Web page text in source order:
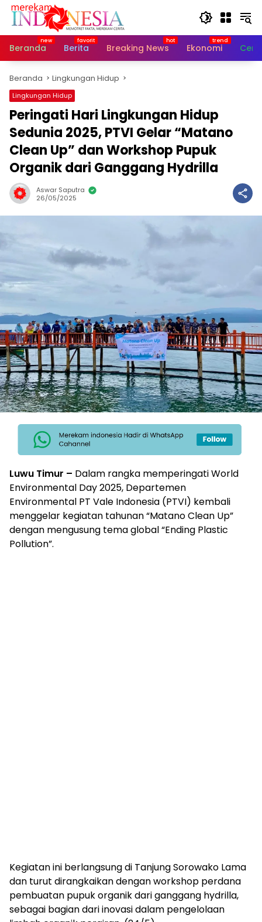
Langsung
Beranda
Berita Breaking News Ekonomi
Beranda Lingkungan Hidup
Lingkungan Hidup
Peringati Hari Lingkungan Hidup
Sedunia 2025, PTVI Gelar “Matano
Clean Up” dan Workshop Pupuk
Organik dari Ganggang Hydrilla
Aswar Saputra
26/05/2025
Luwu Timur – Dalam rangka memperingati World
Environmental Day 2025, Departemen
Environmental PT Vale Indonesia (PTVI) kembali
menggelar kegiatan tahunan “Matano Clean Up”
dengan mengusung tema global “Ending Plastic
Pollution”.
Kegiatan ini berlangsung di Tanjung Sorowako Lama
dan turut dirangkaikan dengan workshop perdana
pembuatan pupuk organik dari ganggang hydrilla,
sebagai bagian dari inovasi dalam pengelolaan